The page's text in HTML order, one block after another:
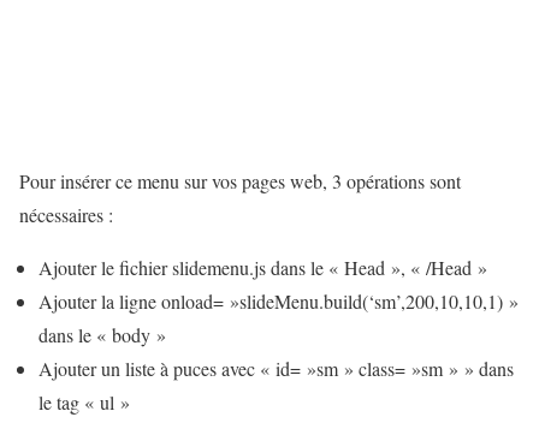
Pour insérer ce menu sur vos pages web, 3 opérations sont
nécessaires :
Ajouter le fichier slidemenu.js dans le « Head », « /Head »
Ajouter la ligne onload= »slideMenu.build(‘sm’,200,10,10,1) »
dans le « body »
Ajouter un liste à puces avec « id= »sm » class= »sm » » dans
le tag « ul »